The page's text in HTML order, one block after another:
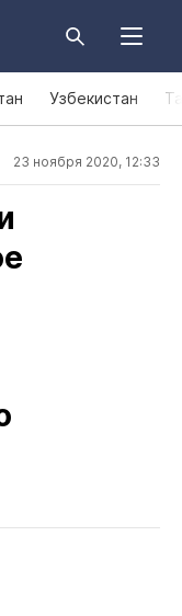
Узбекистан
23 ноября 2020, 12:33